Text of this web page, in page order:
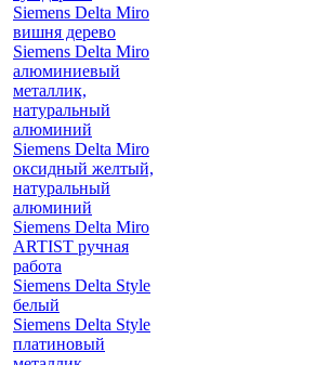
Siemens Delta Miro
вишня дерево
Siemens Delta Miro
алюминиевый
металлик,
натуральный
алюминий
Siemens Delta Miro
оксидный желтый,
натуральный
алюминий
Siemens Delta Miro
ARTIST ручная
работа
Siemens Delta Style
белый
Siemens Delta Style
платиновый